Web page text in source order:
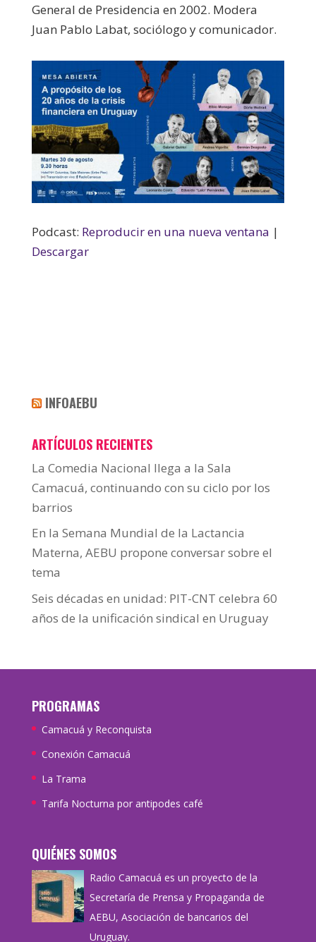
General de Presidencia en 2002. Modera
Juan Pablo Labat, sociólogo y comunicador.
Podcast: Reproducir en una nueva ventana |
Descargar
INFOAEBU
ARTÍCULOS RECIENTES
La Comedia Nacional llega a la Sala
Camacuá, continuando con su ciclo por los
barrios
En la Semana Mundial de la Lactancia
Materna, AEBU propone conversar sobre el
tema
Seis décadas en unidad: PIT-CNT celebra 60
años de la unificación sindical en Uruguay
PROGRAMAS
Camacuá y Reconquista
Conexión Camacuá
La Trama
Tarifa Nocturna por antipodes café
QUIÉNES SOMOS
Radio Camacuá es un proyecto de la
Secretaría de Prensa y Propaganda de
AEBU, Asociación de bancarios del
Uruguay.